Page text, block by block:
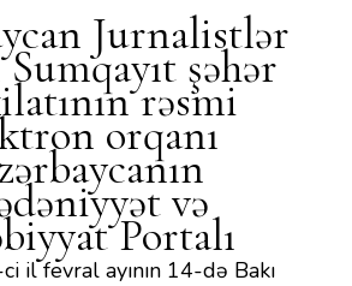
və Ədəbiyyat
Portalı
Jurnalistlər
şəhər
rəsmi
orqanı
və
Portalı
il fevral ayının 14-də Bakı